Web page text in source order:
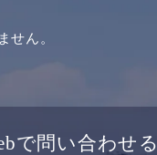
せん。
で問い合わせる